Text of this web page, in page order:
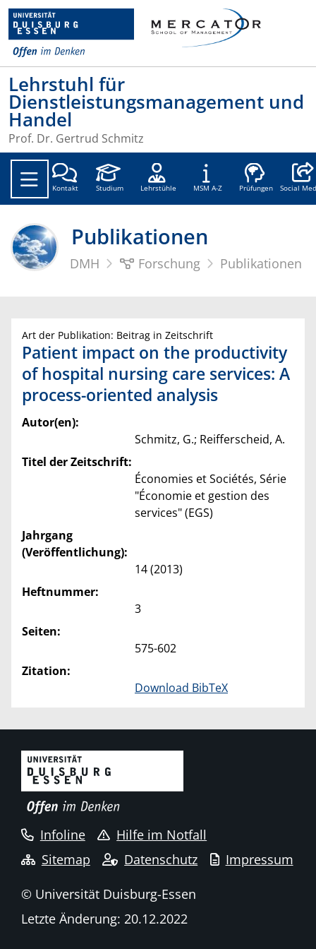
Lehrstuhl für
Dienstleistungsmanagement und
Handel
Prof. Dr. Gertrud Schmitz
Kontakt Studium Lehrstühle MSM A-Z Prüfungen Social
Publikationen
DMH Forschung Publikationen
Art der Publikation: Beitrag in Zeitschrift
Patient impact on the productivity
of hospital nursing care services: A
process-oriented analysis
Autor(en):
Schmitz, G.; Reifferscheid, A.
Titel der Zeitschrift:
Économies et Sociétés, Série
"Économie et gestion des
services" (EGS)
Jahrgang
(Veröffentlichung):
14 (2013)
Heftnummer:
3
Seiten:
575-602
Zitation:
Download BibTeX
Infoline
Hilfe im Notfall
Sitemap
Datenschutz Impressum
© Universität Duisburg-Essen
Letzte Änderung: 20.12.2022